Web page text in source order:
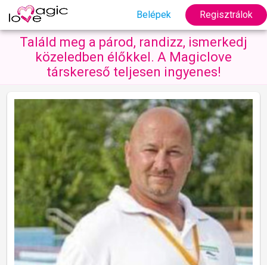
Belépek Regisztrálok
Találd meg a párod, randizz, ismerkedj
közeledben élőkkel. A Magiclove
társkereső teljesen ingyenes!